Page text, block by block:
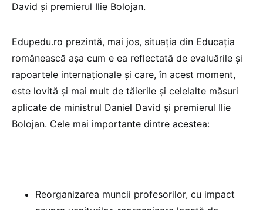
David și premierul Ilie Bolojan.
Edupedu.ro prezintă, mai jos, situația din Educația
românească așa cum e ea reflectată de evaluările și
rapoartele internaționale și care, în acest moment,
este lovită și mai mult de tăierile și celelalte măsuri
aplicate de ministrul Daniel David și premierul Ilie
Bolojan. Cele mai importante dintre acestea:
Reorganizarea muncii profesorilor, cu impact